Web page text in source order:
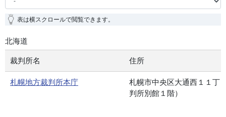
表は横スクロールで閲覧できます。
北海道
裁判所名 住所
札幌地方裁判所本庁
札幌市中央区大通西１１丁
判所別館１階）